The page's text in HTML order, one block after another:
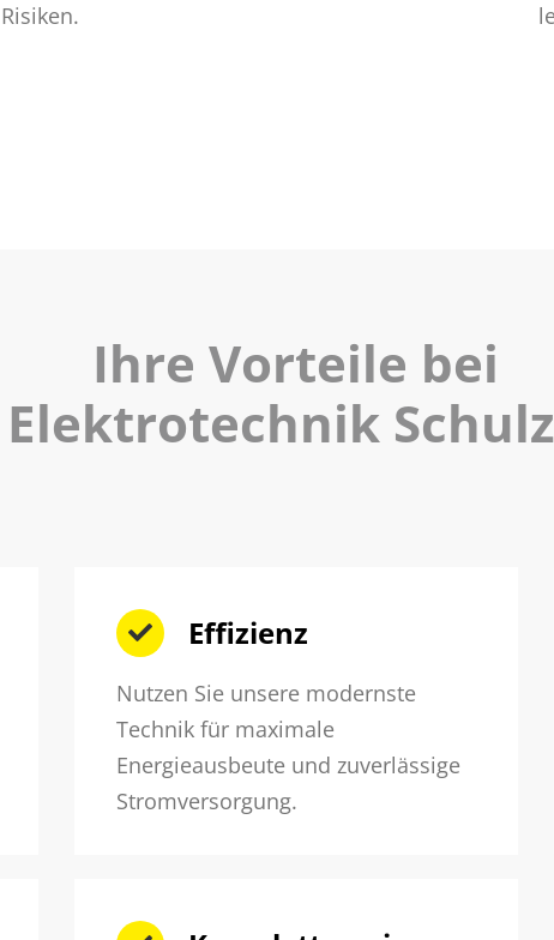
Risiken.
Ihre Vorteile bei
Elektrotechnik
Effizienz
Nutzen Sie unsere modernste
Technik für maximale
Energieausbeute und zuverlässige
Stromversorgung.